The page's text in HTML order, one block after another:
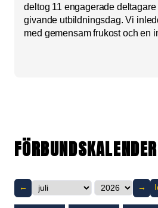
deltog 11 engagerade
givande utbildningsdag. Vi
med gemensam frukost och en
← →